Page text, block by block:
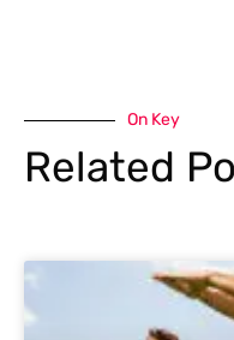
On Key
Related